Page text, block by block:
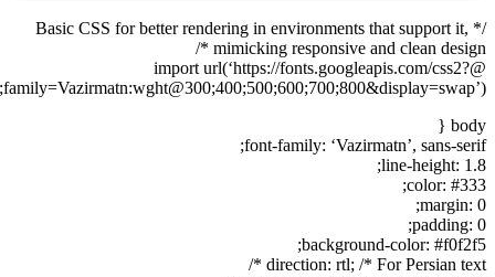
/* Basic CSS for better rendering in environments that support it,
mimicking responsive and clean design */
@import url(‘https://fonts.googleapis.com/css2?
family=Vazirmatn:wght@300;400;500;600;700;800&display=swap’);
body {
font-family: ‘Vazirmatn’, sans-serif;
line-height: 1.8;
color: #333;
margin: 0;
padding: 0;
background-color: #f0f2f5;
direction: rtl; /* For Persian text */